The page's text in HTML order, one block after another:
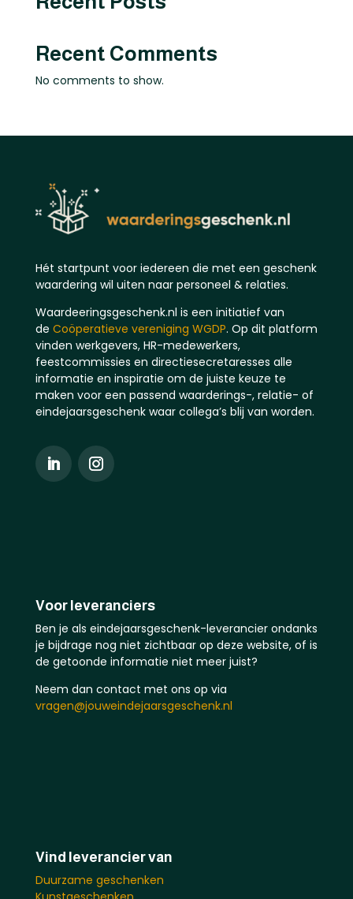
Recent Comments
No comments to show.
Hét startpunt voor iedereen die met een geschenk
waardering wil uiten naar personeel & relaties.
Waardeeringsgeschenk.nl is een initiatief van
de Coöperatieve vereniging WGDP. Op dit platform
vinden werkgevers, HR-medewerkers,
feestcommissies en directiesecretaresses alle
informatie en inspiratie om de juiste keuze te
maken voor een passend waarderings-, relatie- of
eindejaarsgeschenk waar collega’s blij van worden.
Voor leveranciers
Ben je als eindejaarsgeschenk-leverancier ondanks
je bijdrage nog niet zichtbaar op deze website, of is
de getoonde informatie niet meer juist?
Neem dan contact met ons op via
vragen@jouweindejaarsgeschenk.nl
Vind leverancier van
Duurzame geschenken